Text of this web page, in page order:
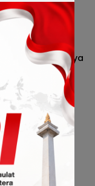
21:25
Modus
Pemkot Surabaya
Anak
Lomba di
17:29